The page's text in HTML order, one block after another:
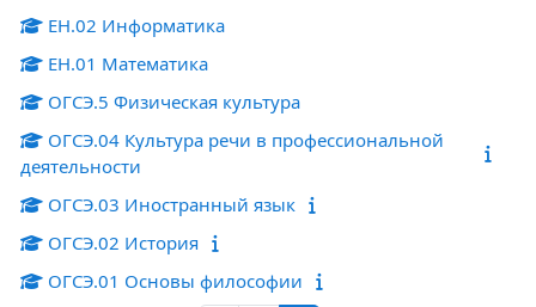
ЕН.02 Информатика
ЕН.01 Математика
ОГСЭ.5 Физическая культура
ОГСЭ.04 Культура речи в профессиональной
деятельности
ОГСЭ.03 Иностранный язык
ОГСЭ.02 История
ОГСЭ.01 Основы философии